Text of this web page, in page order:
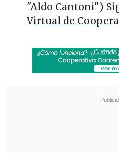
"Aldo Cantoni")
Virtual de